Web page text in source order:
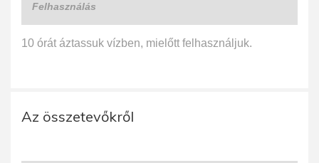
Felhasználás
10 órát áztassuk vízben, mielőtt felhasználjuk.
Az összetevőkről